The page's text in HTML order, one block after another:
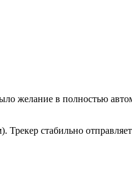
желание в полностью
Трекер стабильно